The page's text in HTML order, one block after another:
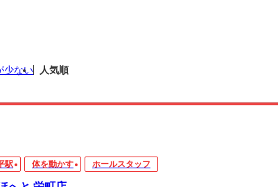
少ない 人気順
駅 体を動かす ホールスタッフ